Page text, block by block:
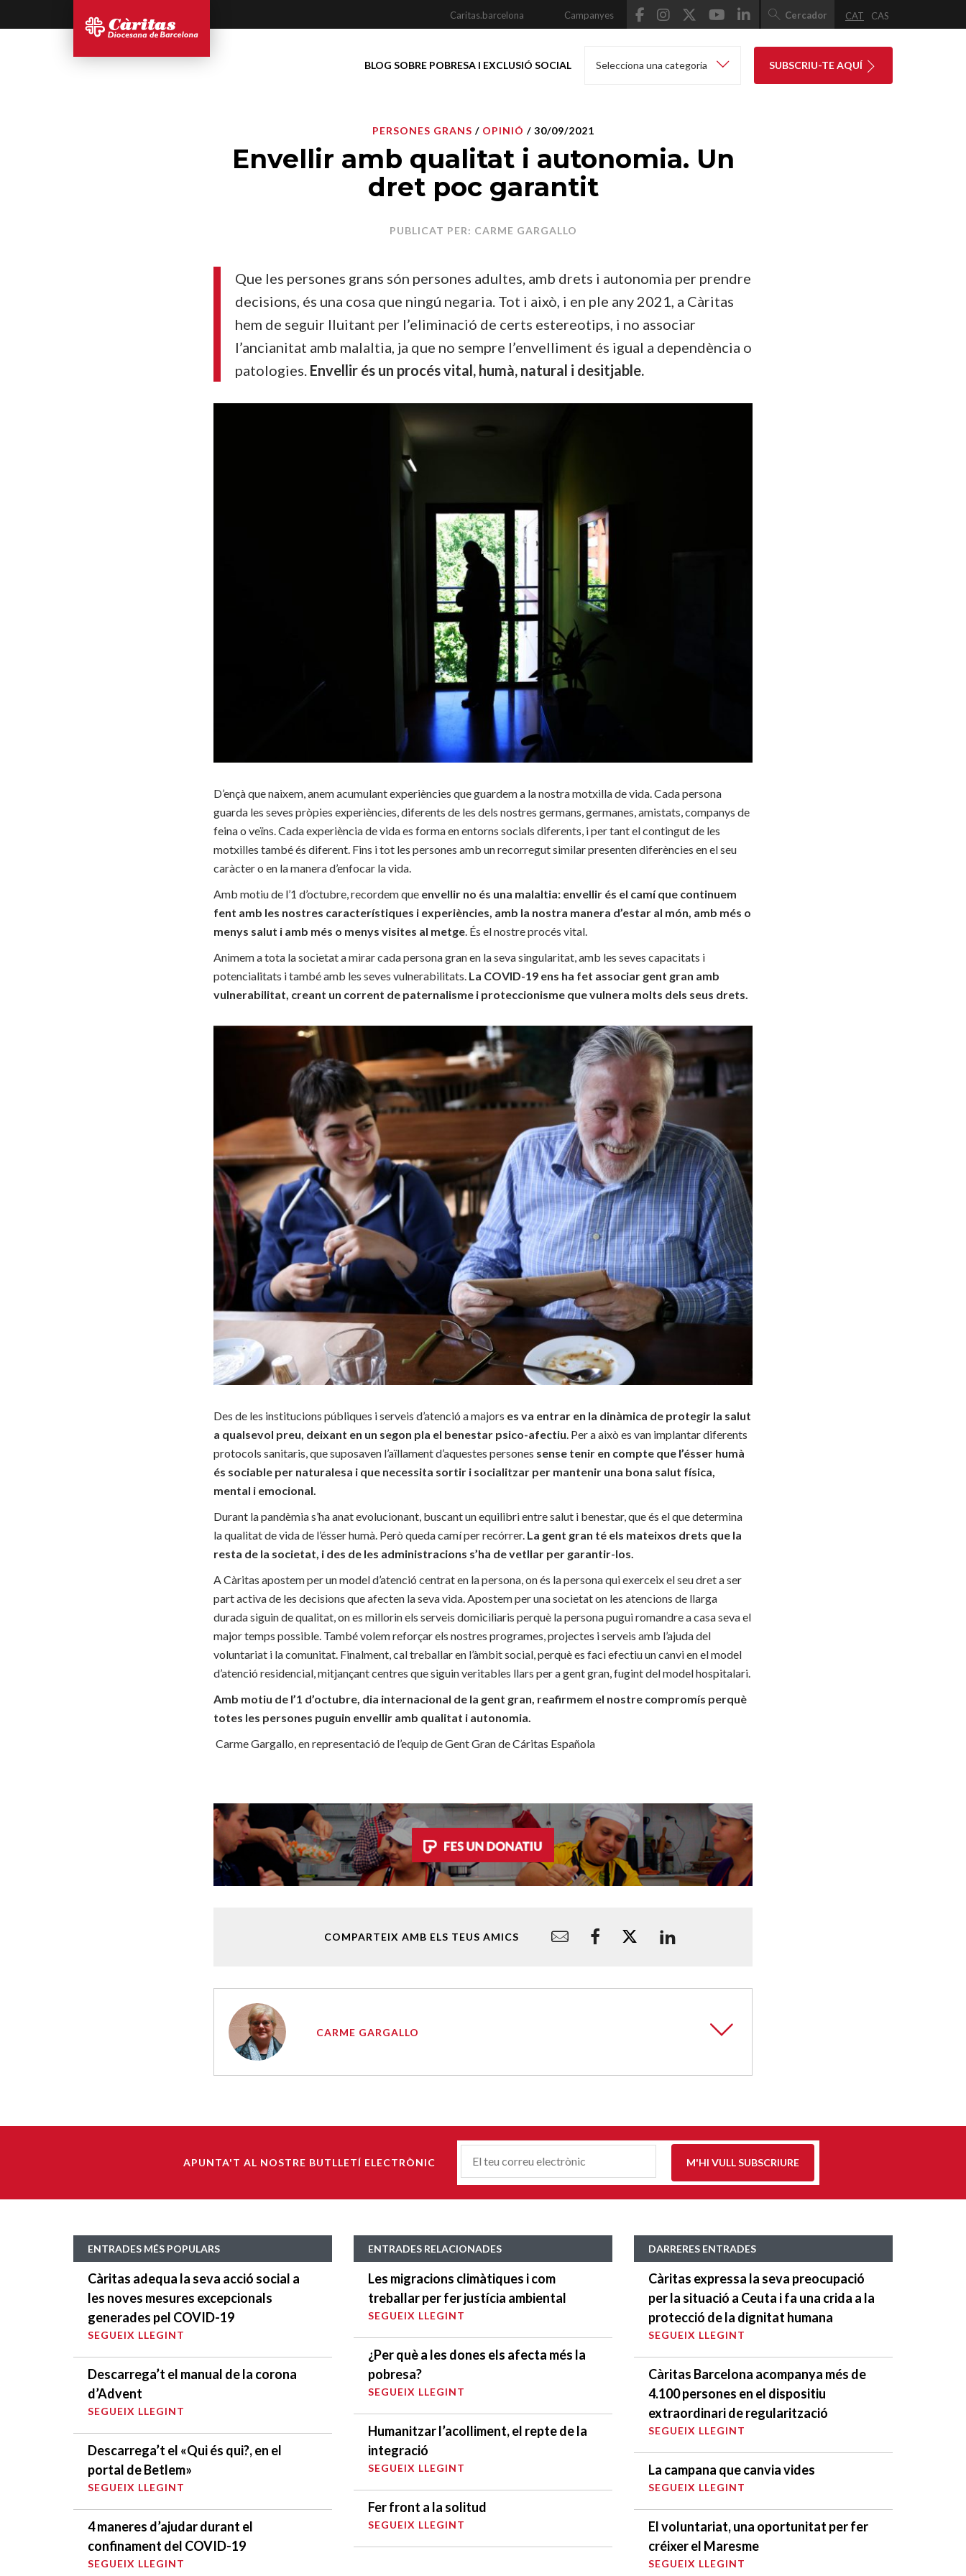
Caritas.barcelona Campanyes Cercador CAT CAS
BLOG SOBRE POBRESA I EXCLUSIÓ SOCIAL Selecciona una categoria SUBSCRIU-TE AQUÍ
PERSONES GRANS / OPINIÓ / 30/09/2021
Envellir amb qualitat i autonomia. Un
dret poc garantit
PUBLICAT PER: CARME GARGALLO
Que les persones grans són persones adultes, amb drets i autonomia per prendre
decisions, és una cosa que ningú negaria. Tot i això, i en ple any 2021, a Càritas
hem de seguir lluitant per l’eliminació de certs estereotips, i no associar
l’ancianitat amb malaltia, ja que no sempre l’envelliment és igual a dependència o
patologies. Envellir és un procés vital, humà, natural i desitjable.
D’ençà que naixem, anem acumulant experiències que guardem a la nostra motxilla de vida. Cada persona
guarda les seves pròpies experiències, diferents de les dels nostres germans, germanes, amistats, companys de
feina o veïns. Cada experiència de vida es forma en entorns socials diferents, i per tant el contingut de les
motxilles també és diferent. Fins i tot les persones amb un recorregut similar presenten diferències en el seu
caràcter o en la manera d’enfocar la vida.
Amb motiu de l’1 d’octubre, recordem que envellir no és una malaltia: envellir és el camí que continuem
fent amb les nostres característiques i experiències, amb la nostra manera d’estar al món, amb més o
menys salut i amb més o menys visites al metge. És el nostre procés vital.
Animem a tota la societat a mirar cada persona gran en la seva singularitat, amb les seves capacitats i
potencialitats i també amb les seves vulnerabilitats. La COVID-19 ens ha fet associar gent gran amb
vulnerabilitat, creant un corrent de paternalisme i proteccionisme que vulnera molts dels seus drets.
Des de les institucions públiques i serveis d’atenció a majors es va entrar en la dinàmica de protegir la salut
a qualsevol preu, deixant en un segon pla el benestar psico-afectiu. Per a això es van implantar diferents
protocols sanitaris, que suposaven l’aïllament d’aquestes persones sense tenir en compte que l’ésser humà
és sociable per naturalesa i que necessita sortir i socialitzar per mantenir una bona salut física,
mental i emocional.
Durant la pandèmia s’ha anat evolucionant, buscant un equilibri entre salut i benestar, que és el que determina
la qualitat de vida de l’ésser humà. Però queda camí per recórrer. La gent gran té els mateixos drets que la
resta de la societat, i des de les administracions s’ha de vetllar per garantir-los.
A Càritas apostem per un model d’atenció centrat en la persona, on és la persona qui exerceix el seu dret a ser
part activa de les decisions que afecten la seva vida. Apostem per una societat on les atencions de llarga
durada siguin de qualitat, on es millorin els serveis domiciliaris perquè la persona pugui romandre a casa seva el
major temps possible. També volem reforçar els nostres programes, projectes i serveis amb l’ajuda del
voluntariat i la comunitat. Finalment, cal treballar en l’àmbit social, perquè es faci efectiu un canvi en el model
d’atenció residencial, mitjançant centres que siguin veritables llars per a gent gran, fugint del model hospitalari.
Amb motiu de l’1 d’octubre, dia internacional de la gent gran, reafirmem el nostre compromís perquè
totes les persones puguin envellir amb qualitat i autonomia.
Carme Gargallo, en representació de l’equip de Gent Gran de Cáritas Española
COMPARTEIX AMB ELS TEUS AMICS
CARME GARGALLO
APUNTA'T AL NOSTRE BUTLLETÍ ELECTRÒNIC
Correu-
M'HI VULL SUBSCRIURE
ENTRADES MÉS POPULARS
Càritas adequa la seva acció social a
les noves mesures excepcionals
generades pel COVID-19
SEGUEIX LLEGINT
Descarrega’t el manual de la corona
d’Advent
SEGUEIX LLEGINT
Descarrega’t el «Qui és qui?, en el
portal de Betlem»
SEGUEIX LLEGINT
4 maneres d’ajudar durant el
confinament del COVID-19
SEGUEIX LLEGINT
ENTRADES RELACIONADES
Les migracions climàtiques i com
treballar per fer justícia ambiental
SEGUEIX LLEGINT
¿Per què a les dones els afecta més la
pobresa?
SEGUEIX LLEGINT
Humanitzar l’acolliment, el repte de la
integració
SEGUEIX LLEGINT
Fer front a la solitud
SEGUEIX LLEGINT
DARRERES ENTRADES
Càritas expressa la seva preocupació
per la situació a Ceuta i fa una crida a la
protecció de la dignitat humana
SEGUEIX LLEGINT
Càritas Barcelona acompanya més de
4.100 persones en el dispositiu
extraordinari de regularització
SEGUEIX LLEGINT
La campana que canvia vides
SEGUEIX LLEGINT
El voluntariat, una oportunitat per fer
créixer el Maresme
SEGUEIX LLEGINT